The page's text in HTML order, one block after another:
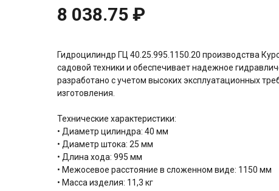
8 038.75 ₽
Гидроцилиндр ГЦ 40.25.995.1150.20 производства
садовой техники и обеспечивает надежное
разработано с учетом высоких эксплуатационных
изготовления.
Технические характеристики:
• Диаметр цилиндра: 40 мм
• Диаметр штока: 25 мм
• Длина хода: 995 мм
• Межосевое расстояние в сложенном виде: 1150 мм
• Масса изделия: 11,3 кг